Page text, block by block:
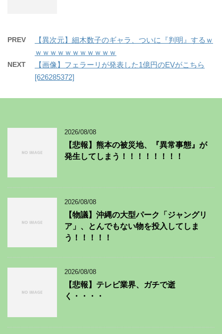
PREV
【異次元】細木数子のギャラ、ついに『判明』するｗ
ｗｗｗｗｗｗｗｗｗｗｗ
NEXT
【画像】フェラーリが発表した1億円のEVがこちら
[626285372]
2026/08/08
【悲報】熊本の被災地、『異常事態』が
発生してしまう！！！！！！！！
2026/08/08
【物議】沖縄の大型パーク「ジャングリ
ア」、とんでもない物を投入してしま
う！！！！！
2026/08/08
【悲報】テレビ業界、ガチで逝
く・・・・